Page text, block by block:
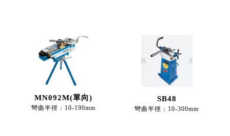
MN092M(單向)
彎曲半徑：10-190mm
SB48
彎曲半徑：10-300mm